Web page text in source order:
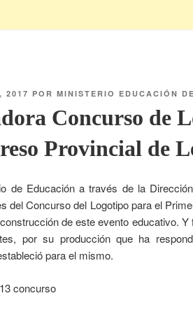
2017 POR MINISTERIO EDUCACIÓN
Concurso de
Provincial de
de Educación a través de la
del Concurso del Logotipo para el
de este evento educativo.
por su producción que ha
para el mismo.